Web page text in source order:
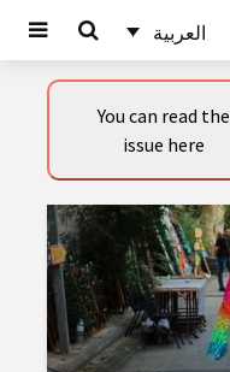
العربية
You can read the
issue here